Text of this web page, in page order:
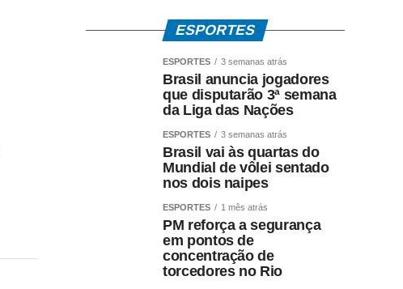
ESPORTES
ESPORTES 3 semanas atrás
Brasil anuncia jogadores
que disputarão 3ª semana
da Liga das Nações
ESPORTES 3 semanas atrás
Brasil vai às quartas do
Mundial de vôlei sentado
nos dois naipes
ESPORTES 1 mês atrás
PM reforça a segurança
em pontos de
concentração de
torcedores no Rio